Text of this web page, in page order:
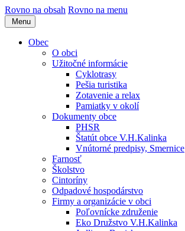
Rovno na obsah Rovno na menu
Menu
Obec
O obci
Užitočné informácie
Cyklotrasy
Pešia turistika
Zotavenie a relax
Pamiatky v okolí
Dokumenty obce
PHSR
Štatút obce V.H.Kalinka
Vnútorné predpisy, Smernice
Farnosť
Školstvo
Cintoríny
Odpadové hospodárstvo
Firmy a organizácie v obci
Poľovnícke združenie
Eko Družstvo V.H.Kalinka